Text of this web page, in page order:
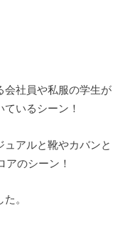
会社員や私服の学生が
いるシーン！
アルと靴やカバンと
アのシーン！
。